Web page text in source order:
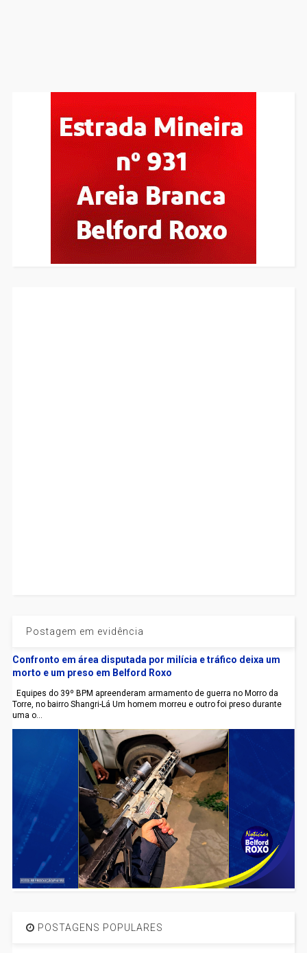
Postagem em evidência
Confronto em área disputada por milícia e tráfico deixa um
morto e um preso em Belford Roxo
Equipes do 39º BPM apreenderam armamento de guerra no Morro da
Torre, no bairro Shangri-Lá Um homem morreu e outro foi preso durante
uma o...
POSTAGENS POPULARES